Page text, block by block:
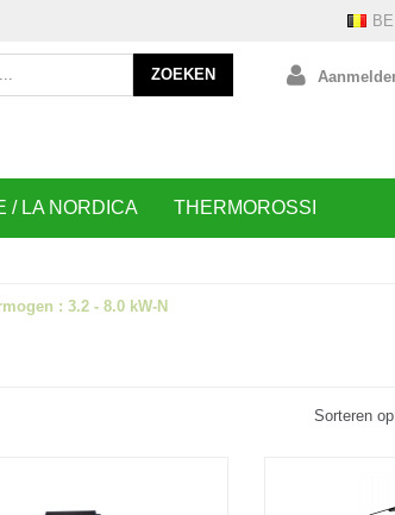
BE
ZOEKEN
/ LA NORDICA THERMOROSSI
: 3.2 - 8.0 kW-N
Sorteren